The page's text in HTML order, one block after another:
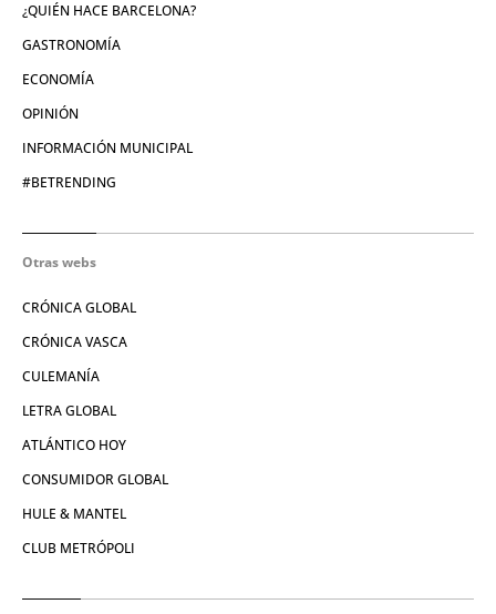
¿QUIÉN HACE BARCELONA?
GASTRONOMÍA
ECONOMÍA
OPINIÓN
INFORMACIÓN MUNICIPAL
#BETRENDING
Otras webs
CRÓNICA GLOBAL
CRÓNICA VASCA
CULEMANÍA
LETRA GLOBAL
ATLÁNTICO HOY
CONSUMIDOR GLOBAL
HULE & MANTEL
CLUB METRÓPOLI